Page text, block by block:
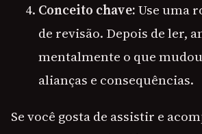
Conceito chave:Use uma
de revisão. Depois de ler,
mentalmente o que
alianças e consequências.
Se você gosta de assistir e